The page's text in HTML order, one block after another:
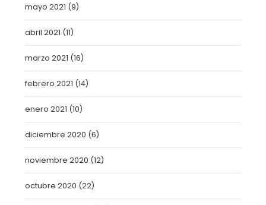
mayo 2021 (9)
abril 2021 (11)
marzo 2021 (16)
febrero 2021 (14)
enero 2021 (10)
diciembre 2020 (6)
noviembre 2020 (12)
octubre 2020 (22)